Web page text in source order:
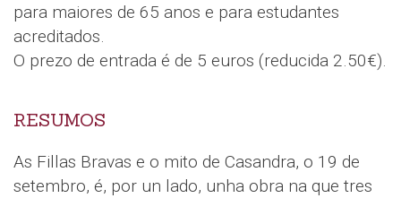
para maiores de 65 anos e para estudantes
acreditados.
O prezo de entrada é de 5 euros (reducida 2.50€).
RESUMOS
As Fillas Bravas e o mito de Casandra, o 19 de
setembro, é, por un lado, unha obra na que tres